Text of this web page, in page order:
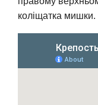
коліщатка мишки.